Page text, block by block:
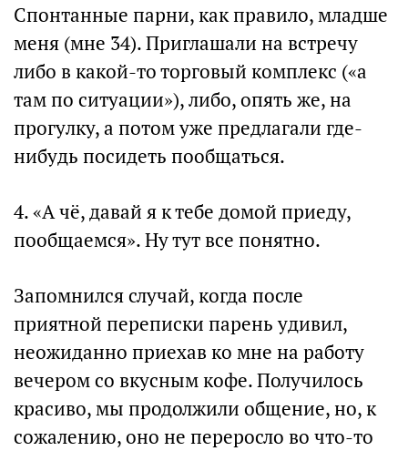
Спонтанные парни, как правило, младше
меня (мне 34). Приглашали на встречу
либо в какой-то торговый комплекс («а
там по ситуации»), либо, опять же, на
прогулку, а потом уже предлагали где-
нибудь посидеть пообщаться.
4. «А чё, давай я к тебе домой приеду,
пообщаемся». Ну тут все понятно.
Запомнился случай, когда после
приятной переписки парень удивил,
неожиданно приехав ко мне на работу
вечером со вкусным кофе. Получилось
красиво, мы продолжили общение, но, к
сожалению, оно не переросло во что-то